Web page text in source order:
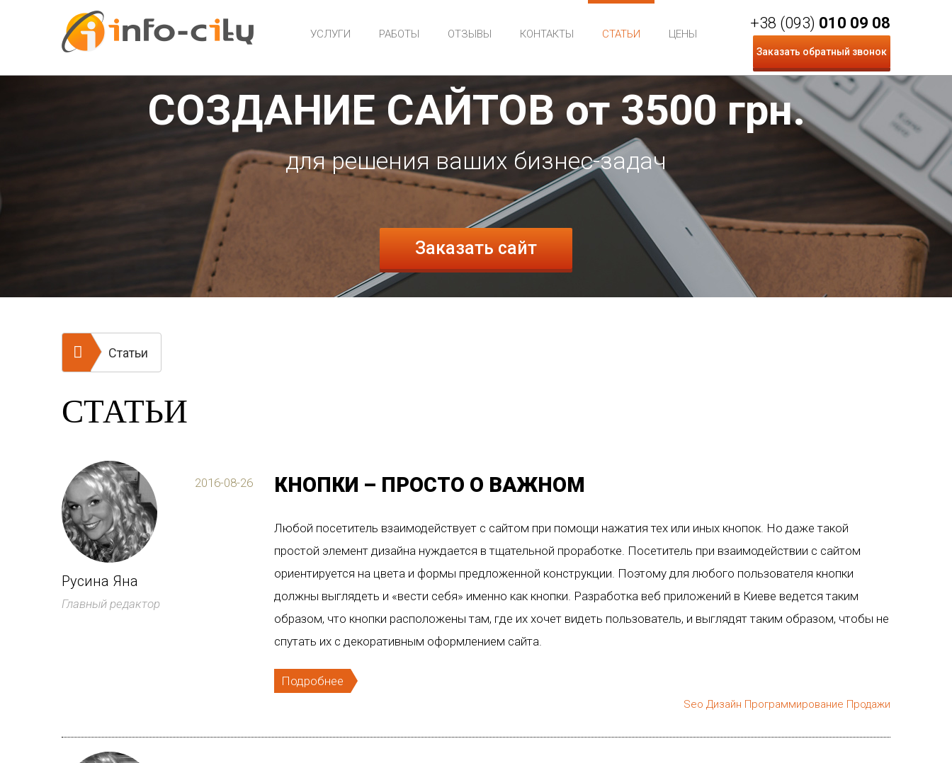
УСЛУГИ РАБОТЫ ОТЗЫВЫ КОНТАКТЫ СТАТЬИ ЦЕНЫ
+38 (093) 010 09 08
Заказать обратный звонок
СОЗДАНИЕ САЙТОВот3500грн.
для решения ваших бизнес-задач
Заказать сайт
Статьи
СТАТЬИ
2016-08-26
Русина Яна
Главный редактор
КНОПКИ – ПРОСТО О ВАЖНОМ
Любой посетитель взаимодействует с сайтом при помощи нажатия тех или иных кнопок. Но даже такой
простой элемент дизайна нуждается в тщательной проработке. Посетитель при взаимодействии с сайтом
ориентируется на цвета и формы предложенной конструкции. Поэтому для любого пользователя кнопки
должны выглядеть и «вести себя» именно как кнопки. Разработка веб приложений в Киеве ведется таким
образом, что кнопки расположены там, где их хочет видеть пользователь, и выглядят таким образом, чтобы не
спутать их с декоративным оформлением сайта.
Подробнее
Seo Дизайн Программирование Продажи